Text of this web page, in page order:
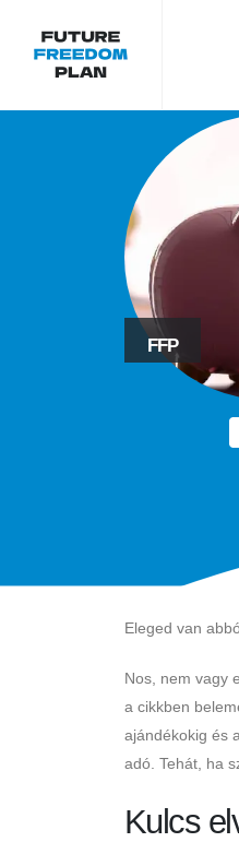
FFP
Eleged van
Nos, nem vagy
a cikkben
ajándékokig és
adó. Tehát, ha
Kulcs